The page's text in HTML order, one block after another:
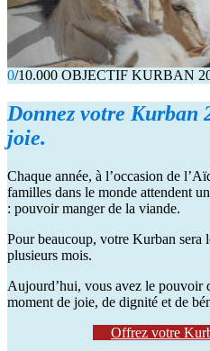
0/10.000 OBJECTIF KURBAN
Donnez votre Kurban
joie.
Chaque année, à l’occasion de
familles dans le monde attendent
: pouvoir manger de la viande.
Pour beaucoup, votre Kurban sera
plusieurs mois.
Aujourd’hui, vous avez le pouvoir
moment de joie, de dignité et de
Offrez votre